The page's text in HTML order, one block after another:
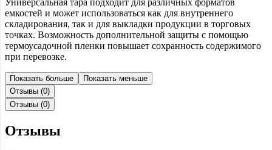
емкостей и может использоваться как для внутреннего
складирования, так и для выкладки продукции в торговых
точках. Возможность дополнительной защиты с помощью
термоусадочной пленки повышает сохранность содержимого
при перевозке.
Показать больше
Показать меньше
Отзывы (0)
Отзывы (0)
Отзывы